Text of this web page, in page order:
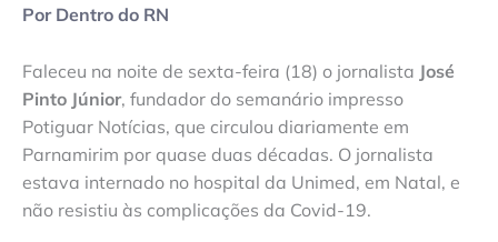
Por Dentro do RN
Faleceu na noite de sexta-feira (18) o jornalista José
Pinto Júnior, fundador do semanário impresso
Potiguar Notícias, que circulou diariamente em
Parnamirim por quase duas décadas. O jornalista
estava internado no hospital da Unimed, em Natal, e
não resistiu às complicações da Covid-19.